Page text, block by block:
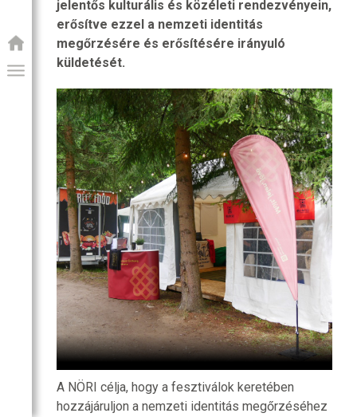
PROGRAM
jelentős kulturális és közéleti rendezvényein,
erősítve ezzel a nemzeti identitás
megőrzésére és erősítésére irányuló
küldetését.
A NÖRI célja, hogy a fesztiválok keretében
hozzájáruljon a nemzeti identitás megőrzéséhez